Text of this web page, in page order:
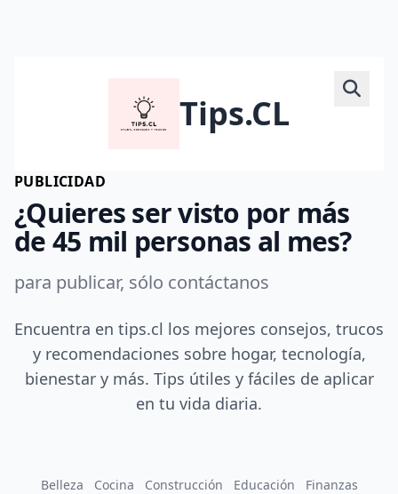
Tips.CL
PUBLICIDAD
¿Quieres ser visto por más
de 45 mil personas al mes?
para publicar, sólo contáctanos
Encuentra en tips.cl los mejores consejos, trucos
y recomendaciones sobre hogar, tecnología,
bienestar y más. Tips útiles y fáciles de aplicar
en tu vida diaria.
Belleza Cocina Construcción Educación
Finanzas